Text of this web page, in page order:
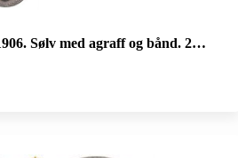
agraff og bånd. 29 mm. Kantskade/edge nick